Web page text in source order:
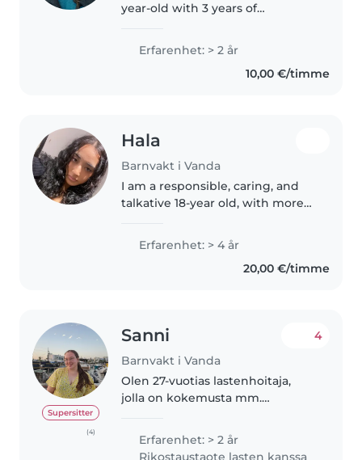
year-old with 3 years of
preschoolers, grade schoolers,
and toddlers. I am fluent in
English and have A2-level
Erfarenhet: > 2 år
10,00 €/timme
Hala
Barnvakt i Vanda
I am a responsible, caring, and
talkative 18-year old, with more
baby’s and toddlers due to the
fact that i have 7 little siblings of
Erfarenhet: > 4 år
20,00 €/timme
Supersitter
(4)
Sanni
Barnvakt i Vanda
4
Olen 27-vuotias lastenhoitaja,
jolla on kokemusta mm.
lasten hoitamisesta. Äidinkieleni
on suomi ja lisäksi puhun myös
Erfarenhet: > 2 år
Rikostaustaote lasten kanssa